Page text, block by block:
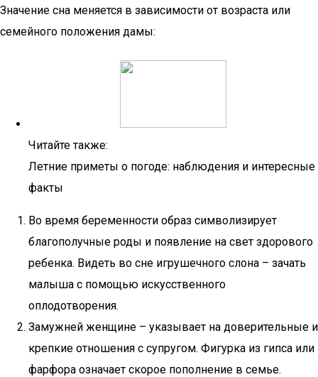
Значение сна меняется в зависимости от возраста или
семейного положения дамы:
Читайте также:
Летние приметы о погоде: наблюдения и интересные
факты
Во время беременности образ символизирует
благополучные роды и появление на свет здорового
ребенка. Видеть во сне игрушечного слона – зачать
малыша с помощью искусственного
оплодотворения.
Замужней женщине – указывает на доверительные и
крепкие отношения с супругом. Фигурка из гипса или
фарфора означает скорое пополнение в семье.